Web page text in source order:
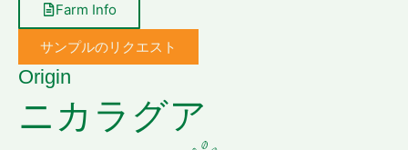
Farm Info
サンプルのリクエスト
Origin
ニカラグア